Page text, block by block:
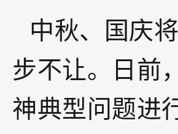
中秋、国庆
步不让。日前
神典型问题进